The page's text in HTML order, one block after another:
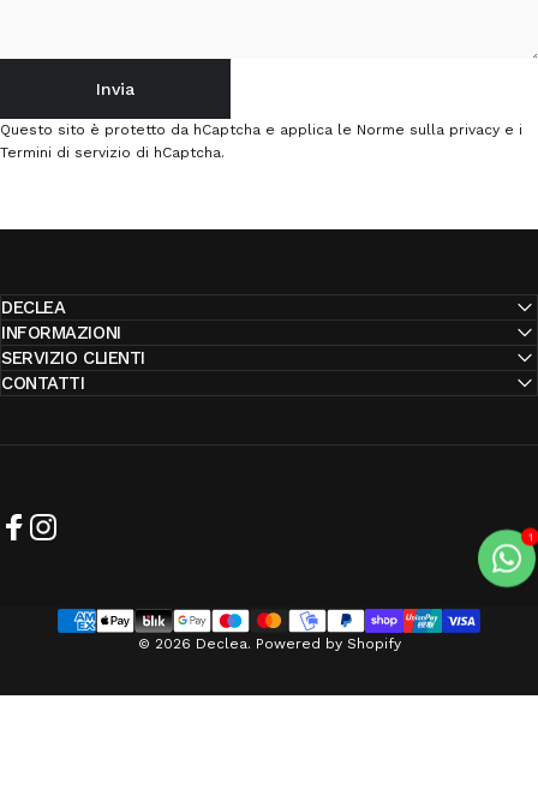
MessaggioInvia
Questo sito è protetto da hCaptcha e applica le Norme sulla privacy e i
Termini di servizio di hCaptcha.
DECLEA
INFORMAZIONI
SERVIZIO CLIENTI
CONTATTI
© 2026 Declea. Powered by Shopify